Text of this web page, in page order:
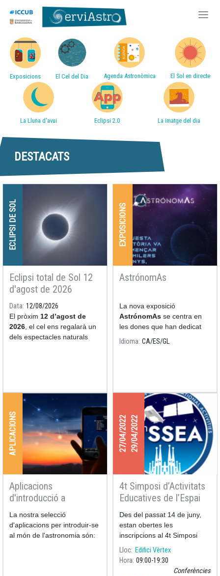
Vés
al
contingut
Accessos directes
Exposicions El Cel del Dia Agenda Astronòmica El Sol en directe
La Lluna d'avui Eclipsi 2.0 La imatge del dia
DESTACATS
ECLIPSI DE SOL
Eclipsi total de Sol 12
d'agost de 2026
Data 12/08/2026
El pròxim 12 d’agost de
2026 , el cel ens regalarà un
dels espectacles naturals
EXPOSICIONS
AstrónomAs
La nova exposició
AstrónomAs se centra en
les dones que han dedicat
les seves nits i els seus dies
Idioma CA ES GL
APLICACIONS
Aplicacions
d'introducció a
l'astronomia
La nostra selecció
d'aplicacions per introduir-se
al món de l'astronomia són:
27/04/202229/04/2022
4t Simposi d’Activitats
Educatives de l’Espai
Des del passat 14 de juny,
estan obertes les
inscripcions al 4t Simposi
d’Activitats Educative
Lloc Edifici Vèrtex
Hora 09:00 19:30
Conferències